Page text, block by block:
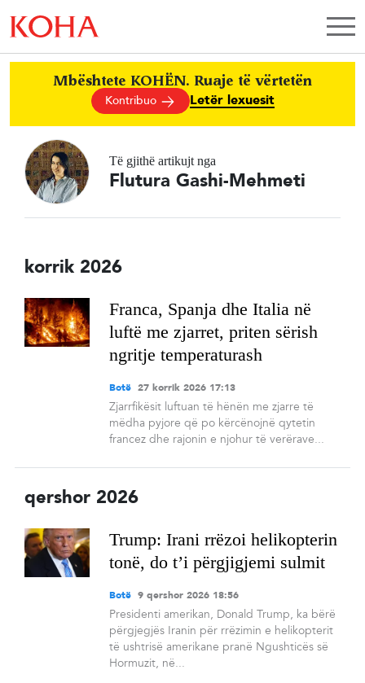
Mbështete KOHËN. Ruaje të vërtetën
Kontribuo Letër lexuesit
Të gjithë artikujt nga
Flutura Gashi-Mehmeti
korrik 2026
Franca, Spanja dhe Italia në
luftë me zjarret, priten sërish
ngritje temperaturash
Botë 27 korrik 2026 17:13
Zjarrfikësit luftuan të hënën me zjarre të
mëdha pyjore që po kërcënojnë qytetin
francez dhe rajonin e njohur të verërave...
qershor 2026
Trump: Irani rrëzoi helikopterin
tonë, do t’i përgjigjemi sulmit
Botë 9 qershor 2026 18:56
Presidenti amerikan, Donald Trump, ka bërë
përgjegjës Iranin për rrëzimin e helikopterit
të ushtrisë amerikane pranë Ngushticës së
Hormuzit, në...